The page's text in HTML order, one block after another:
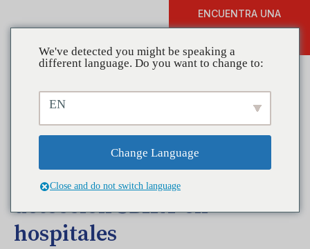
ENCUENTRA UNA
Coaliciones en acción:
South Miami Coalition
implementa pruebas de
detección SBIRT en
hospitales
We've detected you might be speaking a
different language. Do you want to change to:
EN
Change Language
Close and do not switch language